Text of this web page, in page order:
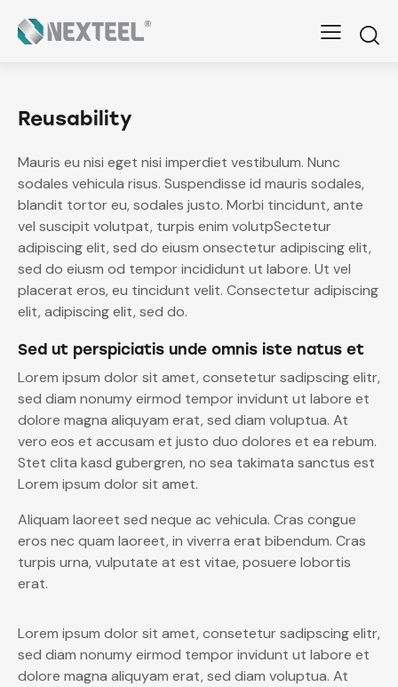
Reusability
Mauris eu nisi eget nisi imperdiet vestibulum. Nunc
sodales vehicula risus. Suspendisse id mauris sodales,
blandit tortor eu, sodales justo. Morbi tincidunt, ante
vel suscipit volutpat, turpis enim volutpSectetur
adipiscing elit, sed do eiusm onsectetur adipiscing elit,
sed do eiusm od tempor incididunt ut labore. Ut vel
placerat eros, eu tincidunt velit. Consectetur adipiscing
elit, adipiscing elit, sed do.
Sed ut perspiciatis unde omnis iste natus et
Lorem ipsum dolor sit amet, consetetur sadipscing elitr,
sed diam nonumy eirmod tempor invidunt ut labore et
dolore magna aliquyam erat, sed diam voluptua. At
vero eos et accusam et justo duo dolores et ea rebum.
Stet clita kasd gubergren, no sea takimata sanctus est
Lorem ipsum dolor sit amet.
Aliquam laoreet sed neque ac vehicula. Cras congue
eros nec quam laoreet, in viverra erat bibendum. Cras
turpis urna, vulputate at est vitae, posuere lobortis
erat.
Lorem ipsum dolor sit amet, consetetur sadipscing elitr,
sed diam nonumy eirmod tempor invidunt ut labore et
dolore magna aliquyam erat, sed diam voluptua. At